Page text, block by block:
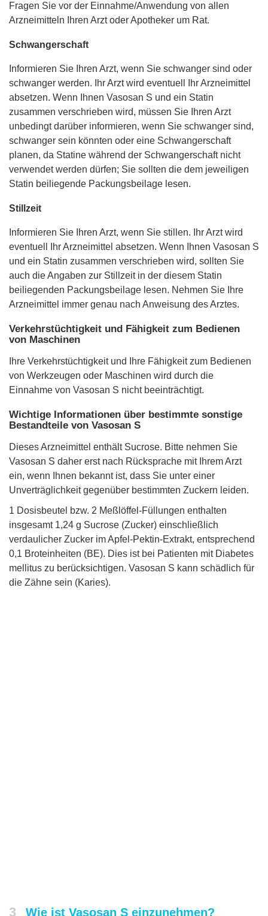
Fragen Sie vor der Einnahme/Anwendung von allen
Arzneimitteln Ihren Arzt oder Apotheker um Rat.
Schwangerschaft
Informieren Sie Ihren Arzt, wenn Sie schwanger sind oder
schwanger werden. Ihr Arzt wird eventuell Ihr Arzneimittel
absetzen. Wenn Ihnen Vasosan S und ein Statin
zusammen verschrieben wird, müssen Sie Ihren Arzt
unbedingt darüber informieren, wenn Sie schwanger sind,
schwanger sein könnten oder eine Schwangerschaft
planen, da Statine während der Schwangerschaft nicht
verwendet werden dürfen; Sie sollten die dem jeweiligen
Statin beiliegende Packungsbeilage lesen.
Stillzeit
Informieren Sie Ihren Arzt, wenn Sie stillen. Ihr Arzt wird
eventuell Ihr Arzneimittel absetzen. Wenn Ihnen Vasosan S
und ein Statin zusammen verschrieben wird, sollten Sie
auch die Angaben zur Stillzeit in der diesem Statin
beiliegenden Packungsbeilage lesen. Nehmen Sie Ihre
Arzneimittel immer genau nach Anweisung des Arztes.
Verkehrstüchtigkeit und Fähigkeit zum Bedienen
von Maschinen
Ihre Verkehrstüchtigkeit und Ihre Fähigkeit zum Bedienen
von Werkzeugen oder Maschinen wird durch die
Einnahme von Vasosan S nicht beeinträchtigt.
Wichtige Informationen über bestimmte sonstige
Bestandteile von Vasosan S
Dieses Arzneimittel enthält Sucrose. Bitte nehmen Sie
Vasosan S daher erst nach Rücksprache mit Ihrem Arzt
ein, wenn Ihnen bekannt ist, dass Sie unter einer
Unverträglichkeit gegenüber bestimmten Zuckern leiden.
1 Dosisbeutel bzw. 2 Meßlöffel-Füllungen enthalten
insgesamt 1,24 g Sucrose (Zucker) einschließlich
verdaulicher Zucker im Apfel-Pektin-Extrakt, entsprechend
0,1 Broteinheiten (BE). Dies ist bei Patienten mit Diabetes
mellitus zu berücksichtigen. Vasosan S kann schädlich für
die Zähne sein (Karies).
3 Wie ist Vasosan S einzunehmen?